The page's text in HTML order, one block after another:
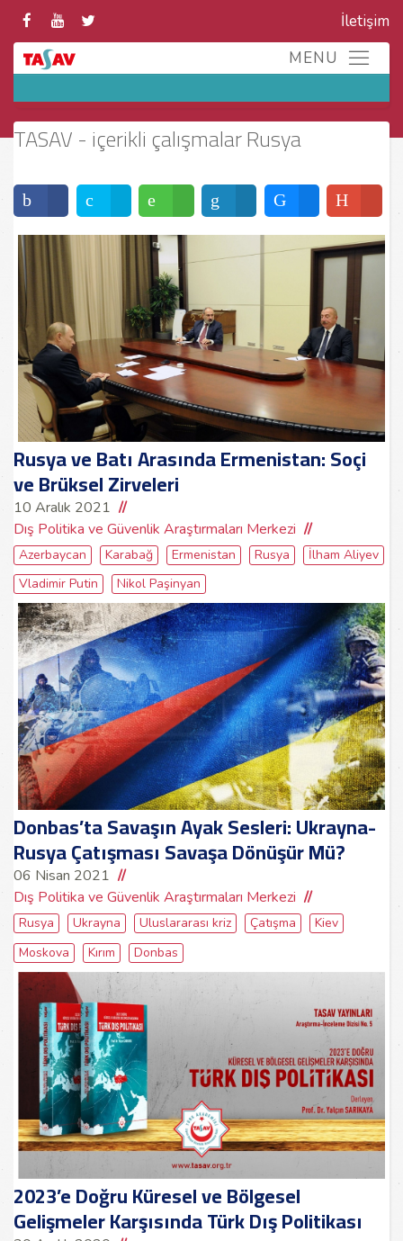
İletişim
TASAV - içerikli çalışmalar Rusya
Rusya ve Batı Arasında Ermenistan: Soçi
ve Brüksel Zirveleri
10 Aralık 2021
Dış Politika ve Güvenlik Araştırmaları Merkezi
Azerbaycan Karabağ Ermenistan Rusya
İlham Aliyev
Vladimir Putin
Nikol Paşinyan
Donbas’ta Savaşın Ayak Sesleri: Ukrayna-
Rusya Çatışması Savaşa Dönüşür Mü?
06 Nisan 2021
Dış Politika ve Güvenlik Araştırmaları Merkezi
Rusya Ukrayna Uluslararası kriz Çatışma
Kiev
Moskova
Kırım Donbas
2023’e Doğru Küresel ve Bölgesel
Gelişmeler Karşısında Türk Dış Politikası